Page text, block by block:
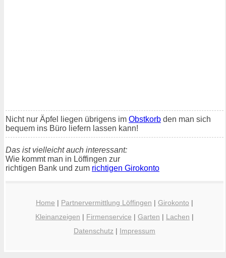
Nicht nur Äpfel liegen übrigens im Obstkorb den man sich
bequem ins Büro liefern lassen kann!
Das ist vielleicht auch interessant:
Wie kommt man in Löffingen zur
richtigen Bank und zum richtigen Girokonto
Home | Partnervermittlung Löffingen | Girokonto |
Kleinanzeigen | Firmenservice | Garten | Lachen |
Datenschutz | Impressum